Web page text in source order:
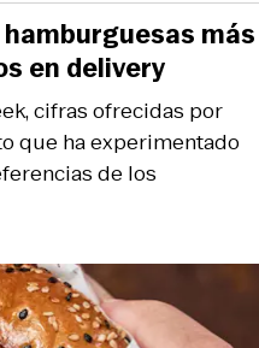
cifras ofrecidas por
que ha experimentado
de los
más
en delivery